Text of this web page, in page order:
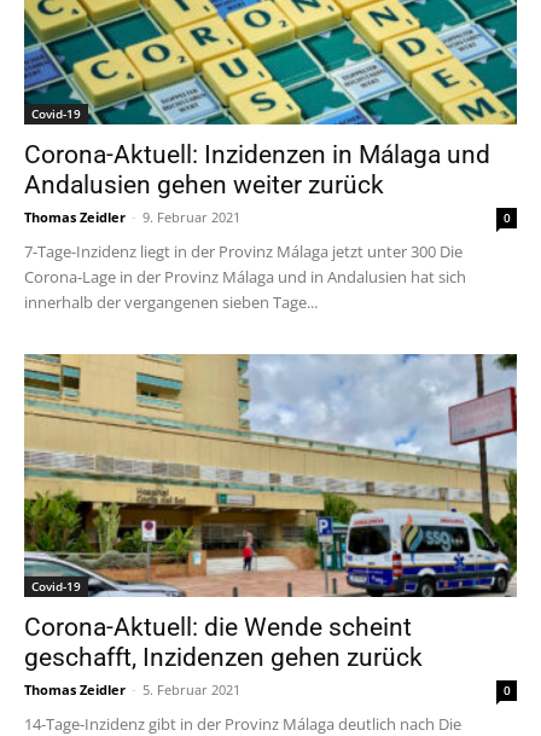
Covid-19
Corona-Aktuell: Inzidenzen in Málaga und
Andalusien gehen weiter zurück
Thomas Zeidler - 9. Februar 2021 0
7-Tage-Inzidenz liegt in der Provinz Málaga jetzt unter 300 Die
Corona-Lage in der Provinz Málaga und in Andalusien hat sich
innerhalb der vergangenen sieben Tage...
Covid-19
Corona-Aktuell: die Wende scheint
geschafft, Inzidenzen gehen zurück
Thomas Zeidler - 5. Februar 2021 0
14-Tage-Inzidenz gibt in der Provinz Málaga deutlich nach Die